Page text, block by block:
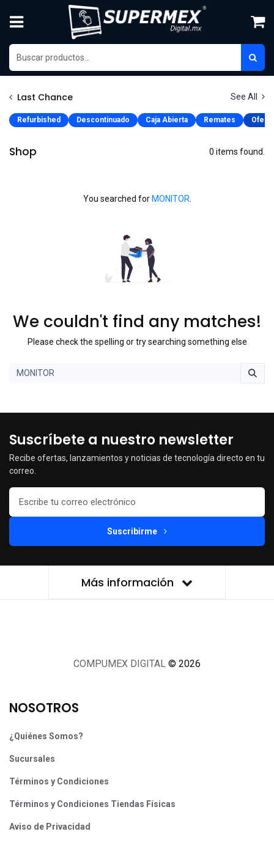
Last Chance See All
Refurbished Descontinuado Caja Abierta Remates Oferta
Shop 0 items found.
You searched for MONITOR
We couldn't find any matches!
Please check the spelling or try searching something else
Suscríbete a nuestro newsletter
Recibe ofertas, lanzamientos y noticias de tecnología directo en tu
correo.
Suscribirme
Más información
COMPUMEX DIGITAL © 2026
NOSOTROS
¿Quiénes Somos?
Sucursales
Términos y Condiciones
Términos y Condiciones Tiendas Físicas
Aviso de Privacidad